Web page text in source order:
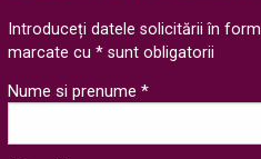
Introduceți datele solicitării în
marcate cu * sunt obligatorii
Nume si prenume *